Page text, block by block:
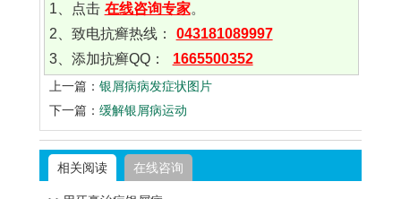
1、点击 在线咨询专家。
2、致电抗癣热线：
043181089997
3、添加抗癣QQ：
1665500352
上一篇： 银屑病病发症状图片
下一篇： 缓解银屑病运动
相关阅读 在线咨询